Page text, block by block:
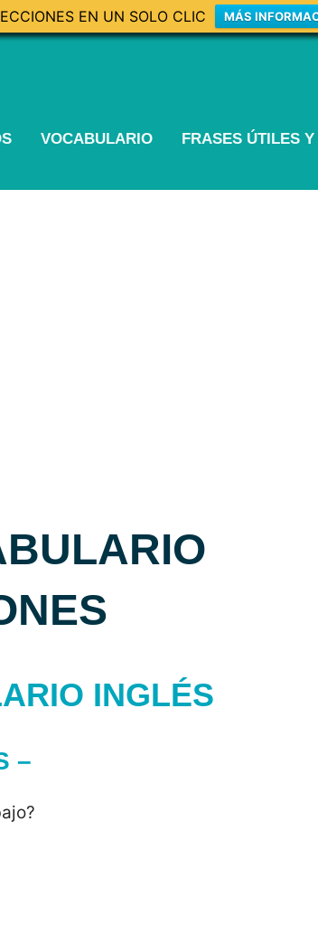
EN UN SOLO CLIC MÁS
VOCABULARIO FRASES ÚTILES
INGLÉS
–